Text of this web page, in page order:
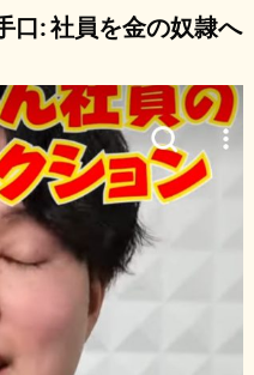
口: 社員を金の奴隷へ